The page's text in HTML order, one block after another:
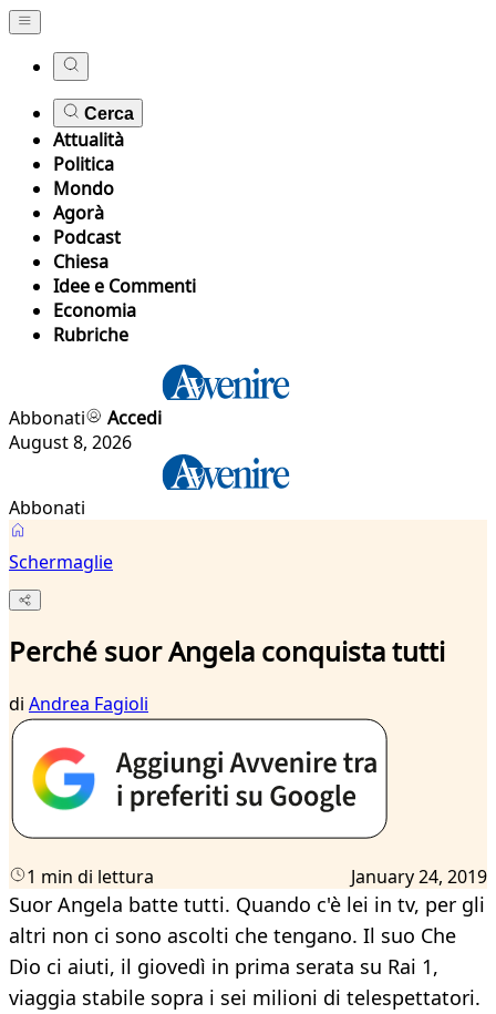
Cerca
Attualità
Politica
Mondo
Agorà
Podcast
Chiesa
Idee e Commenti
Economia
Rubriche
Abbonati
Accedi
August 8, 2026
Abbonati
Schermaglie
Perché suor Angela conquista tutti
di Andrea Fagioli
1 min di lettura January 24, 2019
Suor Angela batte tutti. Quando c'è lei in tv, per gli
altri non ci sono ascolti che tengano. Il suo Che
Dio ci aiuti, il giovedì in prima serata su Rai 1,
viaggia stabile sopra i sei milioni di telespettatori.